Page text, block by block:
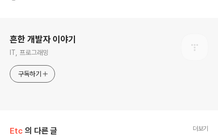
흔한 개발자 이야기
IT, 프로그래밍
구독하기
Etc 의 다른 글 더보기